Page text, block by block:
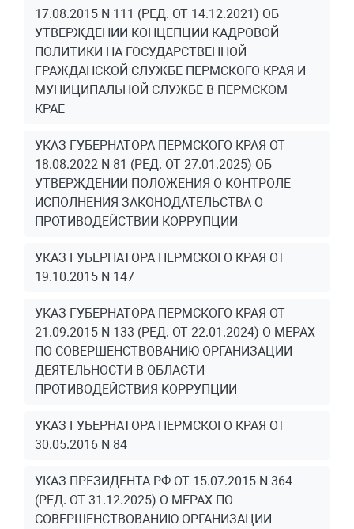
17.08.2015 N 111 (РЕД. ОТ 14.12.2021) ОБ
УТВЕРЖДЕНИИ КОНЦЕПЦИИ КАДРОВОЙ
ПОЛИТИКИ НА ГОСУДАРСТВЕННОЙ
ГРАЖДАНСКОЙ СЛУЖБЕ ПЕРМСКОГО КРАЯ И
МУНИЦИПАЛЬНОЙ СЛУЖБЕ В ПЕРМСКОМ
КРАЕ
УКАЗ ГУБЕРНАТОРА ПЕРМСКОГО КРАЯ ОТ
18.08.2022 N 81 (РЕД. ОТ 27.01.2025) ОБ
УТВЕРЖДЕНИИ ПОЛОЖЕНИЯ О КОНТРОЛЕ
ИСПОЛНЕНИЯ ЗАКОНОДАТЕЛЬСТВА О
ПРОТИВОДЕЙСТВИИ КОРРУПЦИИ
УКАЗ ГУБЕРНАТОРА ПЕРМСКОГО КРАЯ ОТ
19.10.2015 N 147
УКАЗ ГУБЕРНАТОРА ПЕРМСКОГО КРАЯ ОТ
21.09.2015 N 133 (РЕД. ОТ 22.01.2024) О МЕРАХ
ПО СОВЕРШЕНСТВОВАНИЮ ОРГАНИЗАЦИИ
ДЕЯТЕЛЬНОСТИ В ОБЛАСТИ
ПРОТИВОДЕЙСТВИЯ КОРРУПЦИИ
УКАЗ ГУБЕРНАТОРА ПЕРМСКОГО КРАЯ ОТ
30.05.2016 N 84
УКАЗ ПРЕЗИДЕНТА РФ ОТ 15.07.2015 N 364
(РЕД. ОТ 31.12.2025) О МЕРАХ ПО
СОВЕРШЕНСТВОВАНИЮ ОРГАНИЗАЦИИ